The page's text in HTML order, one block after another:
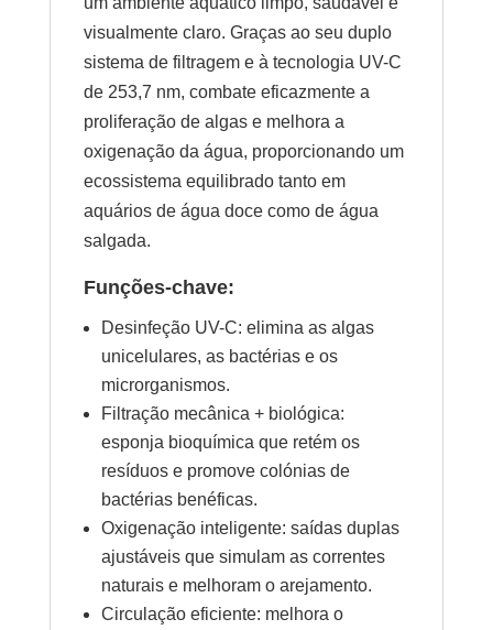
visualmente claro. Graças ao seu duplo
sistema de filtragem e à tecnologia UV-C
de 253,7 nm, combate eficazmente a
proliferação de algas e melhora a
oxigenação da água, proporcionando um
ecossistema equilibrado tanto em
aquários de água doce como de água
salgada.
Funções-chave:
Desinfeção UV-C: elimina as algas
unicelulares, as bactérias e os
microrganismos.
Filtração mecânica + biológica:
esponja bioquímica que retém os
resíduos e promove colónias de
bactérias benéficas.
Oxigenação inteligente: saídas duplas
ajustáveis que simulam as correntes
naturais e melhoram o arejamento.
Circulação eficiente: melhora o